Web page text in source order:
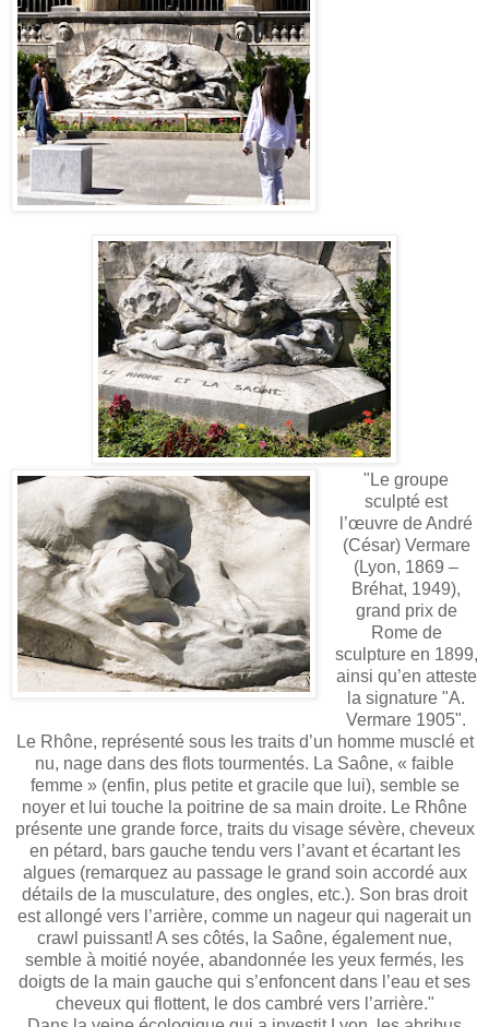
"Le groupe
sculpté est
l’œuvre de André
(César) Vermare
(Lyon, 1869 –
Bréhat, 1949),
grand prix de
Rome de
sculpture en 1899,
ainsi qu’en atteste
la signature "A.
Vermare 1905".
Le Rhône, représenté sous les traits d’un homme musclé et
nu, nage dans des flots tourmentés. La Saône, « faible
femme » (enfin, plus petite et gracile que lui), semble se
noyer et lui touche la poitrine de sa main droite. Le Rhône
présente une grande force, traits du visage sévère, cheveux
en pétard, bars gauche tendu vers l’avant et écartant les
algues (remarquez au passage le grand soin accordé aux
détails de la musculature, des ongles, etc.). Son bras droit
est allongé vers l’arrière, comme un nageur qui nagerait un
crawl puissant! A ses côtés, la Saône, également nue,
semble à moitié noyée, abandonnée les yeux fermés, les
doigts de la main gauche qui s’enfoncent dans l’eau et ses
cheveux qui flottent, le dos cambré vers l’arrière."